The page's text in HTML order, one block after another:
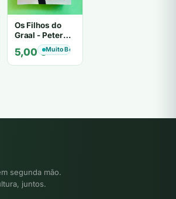
Os Filhos do
Graal - Peter
Berling
5,00€Muito Bom
segunda mão.
juntos.